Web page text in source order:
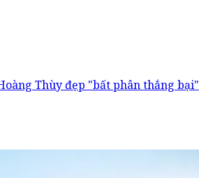
Thùy đẹp "bất phân thắng bại"